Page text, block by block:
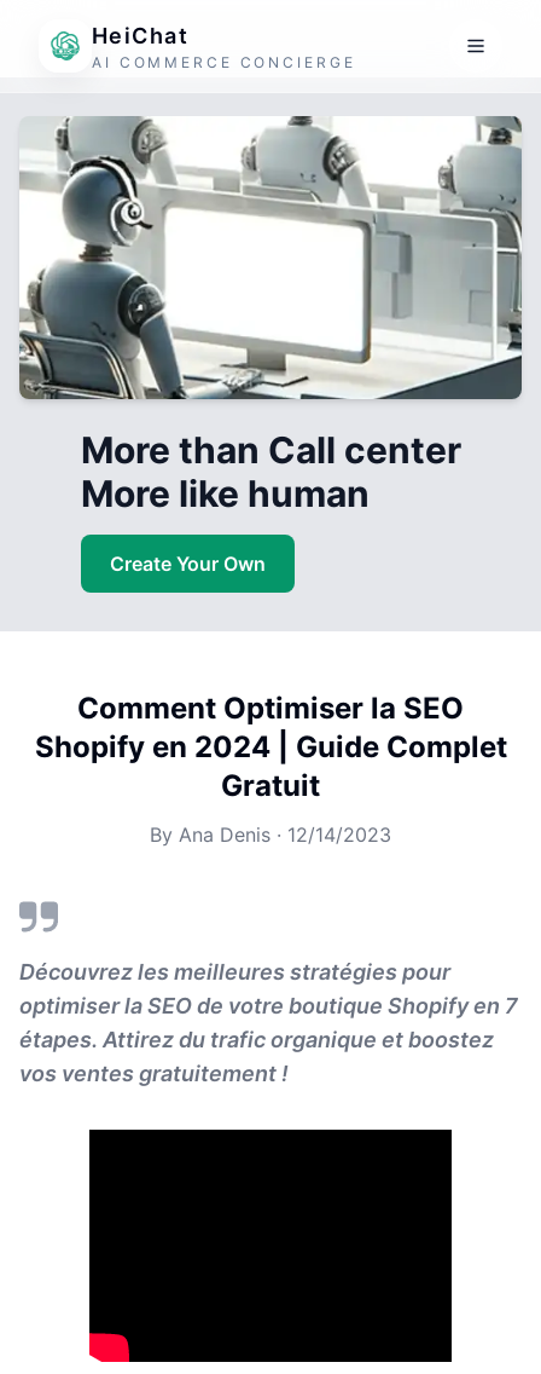
HeiChat
AI COMMERCE CONCIERGE
More than Call center
More like human
Create Your Own
Comment Optimiser la SEO
Shopify en 2024 | Guide Complet
Gratuit
By Ana Denis · 12/14/2023
Découvrez les meilleures stratégies pour
optimiser la SEO de votre boutique Shopify en 7
étapes. Attirez du trafic organique et boostez
vos ventes gratuitement !